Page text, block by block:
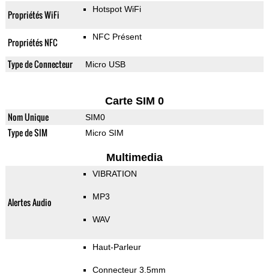
Propriétés WiFi Hotspot WiFi
Propriétés NFC NFC Présent
Type de Connecteur Micro USB
Carte SIM 0
Nom Unique SIM0
Type de SIM Micro SIM
Multimedia
Alertes Audio
VIBRATION
MP3
WAV
Haut-Parleur
Connecteur 3.5mm